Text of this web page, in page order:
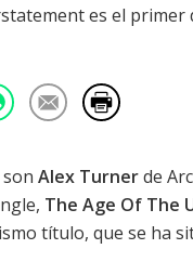
es el
son Alex Turnerde
The Age Of The
título, que se ha